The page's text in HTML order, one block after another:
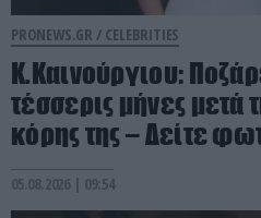
PRONEWS.GR / CELEBRITIES
Κ.Καινούργιου:
τέσσερις μήνες μετά
κόρης της – Δείτε
05.08.2026 | 09:54